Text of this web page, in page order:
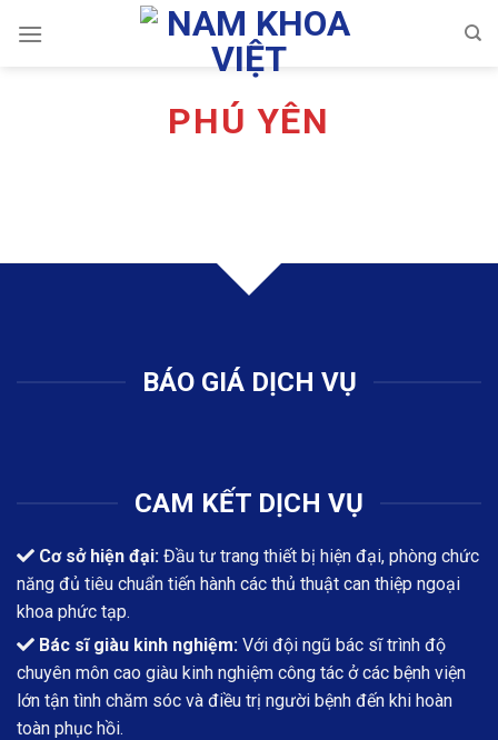
PHÚ YÊN
BÁO GIÁ DỊCH VỤ
CAM KẾT DỊCH VỤ
Cơ sở hiện đại: Đầu tư trang thiết bị hiện đại, phòng chức
năng đủ tiêu chuẩn tiến hành các thủ thuật can thiệp ngoại
khoa phức tạp.
Bác sĩ giàu kinh nghiệm: Với đội ngũ bác sĩ trình độ
chuyên môn cao giàu kinh nghiệm công tác ở các bệnh viện
lớn tận tình chăm sóc và điều trị người bệnh đến khi hoàn
toàn phục hồi.